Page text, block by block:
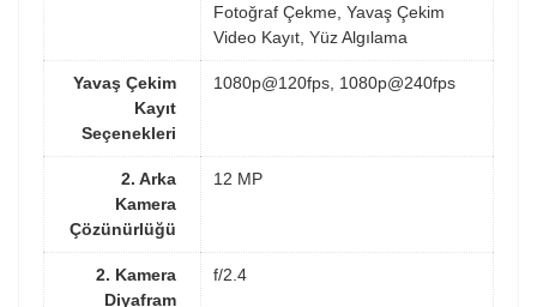
Fotoğraf Çekme, Yavaş Çekim
Video Kayıt, Yüz Algılama
Yavaş Çekim
Kayıt
Seçenekleri
1080p@120fps, 1080p@240fps
2. Arka
Kamera
Çözünürlüğü
12 MP
2. Kamera
Diyafram
f/2.4